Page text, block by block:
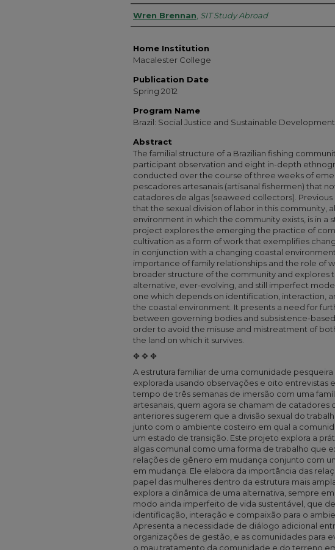
Authors
Wren Brennan SIT Study Abroad
Home Institution
Macalester College
Publication Date
Spring 2012
Program Name
Brazil: Social Justice and Sustainable Development
Abstract
The familial structure of a Brazilian fishing
participant observation and eight in-depth
conducted over the course of three weeks of
pescadores artesanais (artisanal fishermen) that
catadores de algas (seaweed collectors).
that the sexual division of labor in this community,
environment in which the community exists, is in a
project explores the emerging the practice of
cultivation as a form of work that exemplifies
in conjunction with a changing coastal
importance of family relationships and the role of
broader structure of the community and explores
alternative, ever-evolving, and still imperfect
one which depends on identification, interaction,
the coastal environment. It presents a need for
between governing bodies and subsistence-
order to avoid the misuse and mistreatment of
the land on which it survives.
✥ ✥ ✥
A estrutura familiar de uma comunidade pesqueira
explorada usando observações e oito entrevistas
tempo de três semanas de imersão com uma
artesanais, quem agora se chamam de catadores
anteriores sugerem que a divisão sexual do
junto com o ambiente costeiro em qual a
um estado de transição. Este projeto explora a
algas comunal como uma forma de trabalho que
relações de gênero em mudança conjunto com
em mudança. Ele elabora da importância das
papel das mulheres dentro da estrutura mais
explora a dinâmica de uma alternativa, sempre
modo ainda imperfeito de vida sustentável, que
identificação, interação e compaixão para o
Apresenta a necessidade de diálogo adicional
organizações de gestão, e as comunidades para
o mau tratamento da comunidade e do terreno